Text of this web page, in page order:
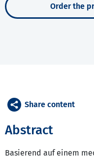
Order the
Abstract
Basierend auf einem
Share content